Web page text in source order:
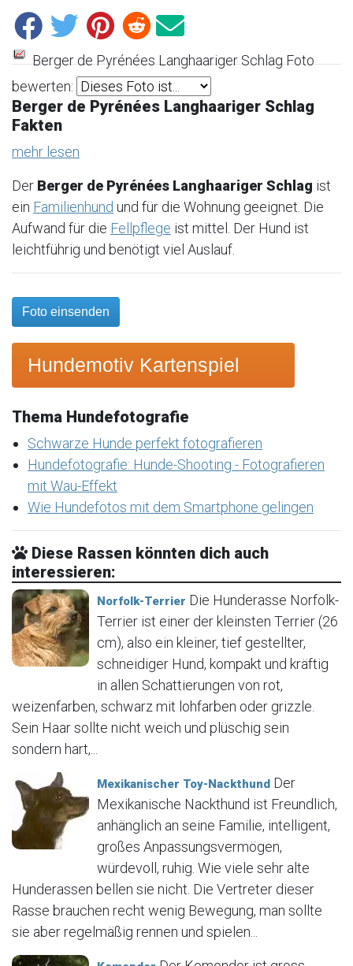
Berger de Pyrénées Langhaariger Schlag Foto
bewerten:
Berger de Pyrénées Langhaariger Schlag
Fakten
mehr lesen
Der Berger de Pyrénées Langhaariger Schlag ist
ein Familienhund und für die Wohnung geeignet. Die
Aufwand für die Fellpflege ist mittel. Der Hund ist
leichtführig und benötigt viel Auslauf.
Foto einsenden
Hundemotiv Kartenspiel
Thema Hundefotografie
Schwarze Hunde perfekt fotografieren
Hundefotografie: Hunde-Shooting - Fotografieren
mit Wau-Effekt
Wie Hundefotos mit dem Smartphone gelingen
Diese Rassen könnten dich auch
interessieren:
Norfolk-Terrier Die Hunderasse Norfolk-
Terrier ist einer der kleinsten Terrier (26
cm), also ein kleiner, tief gestellter,
schneidiger Hund, kompakt und kräftig
in allen Schattierungen von rot,
weizenfarben, schwarz mit lohfarben oder grizzle.
Sein Haar sollte nicht weich und plüschig sein
sondern hart,...
Mexikanischer Toy-Nackthund Der
Mexikanische Nackthund ist Freundlich,
anhänglich an seine Familie, intelligent,
großes Anpassungsvermögen,
würdevoll, ruhig. Wie viele sehr alte
Hunderassen bellen sie nicht. Die Vertreter dieser
Rasse brauchen recht wenig Bewegung, man sollte
sie aber regelmäßig rennen und spielen...